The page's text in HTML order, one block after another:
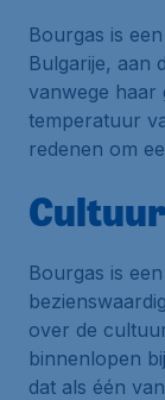
Bourgas is
Bulgarije, aan
vanwege haar
temperatuur
redenen om
Bourgas is
over de
binnenlopen
dat als één